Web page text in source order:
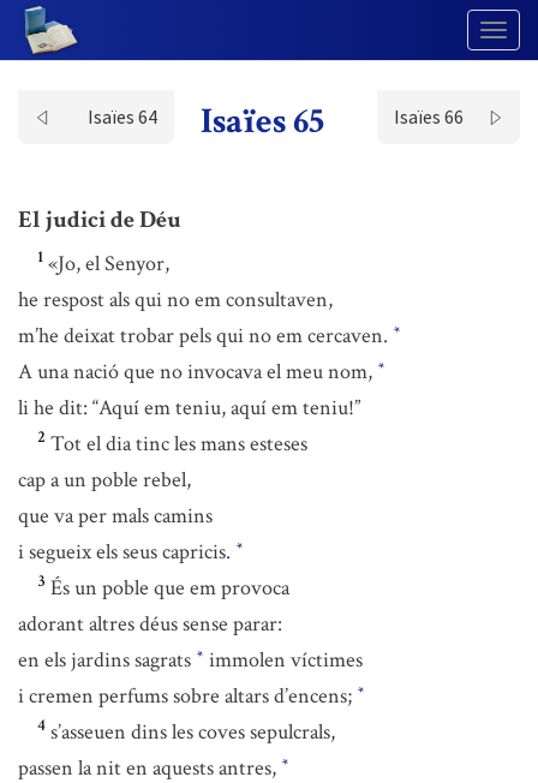
Isaïes 64 Isaïes 65 Isaïes 66
El judici de Déu
1 «Jo, el Senyor,
he respost als qui no em consultaven,
m’he deixat trobar pels qui no em cercaven. *
A una nació que no invocava el meu nom, *
li he dit: “Aquí em teniu, aquí em teniu!”
2 Tot el dia tinc les mans esteses
cap a un poble rebel,
que va per mals camins
i segueix els seus capricis. *
3 És un poble que em provoca
adorant altres déus sense parar:
en els jardins sagrats * immolen víctimes
i cremen perfums sobre altars d’encens; *
4 s’asseuen dins les coves sepulcrals,
passen la nit en aquests antres, *